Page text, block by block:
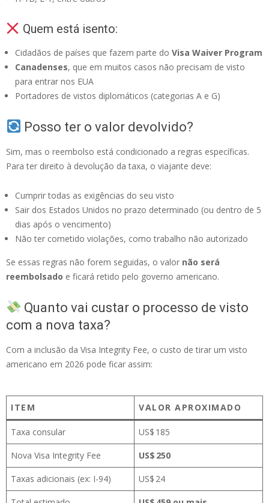
Quem está isento:
Cidadãos de países que fazem parte do Visa Waiver Program
Canadenses, que em muitos casos não precisam de visto
para entrar nos EUA
Portadores de vistos diplomáticos (categorias A e G)
Posso ter o valor devolvido?
Sim, mas o reembolso está condicionado a regras específicas.
Para ter direito à devolução da taxa, o viajante deve:
Cumprir todas as exigências do seu visto
Sair dos Estados Unidos no prazo determinado (ou dentro de 5
dias após o vencimento)
Não ter cometido violações, como trabalho não autorizado
Se essas regras não forem seguidas, o valor não será
reembolsado e ficará retido pelo governo americano.
Quanto vai custar o processo de visto
com a nova taxa?
Com a inclusão da Visa Integrity Fee, o custo de tirar um visto
americano em 2026 pode ficar assim:
ITEM VALOR APROXIMADO
Taxa consular US$ 185
Nova Visa Integrity Fee US$ 250
Taxas adicionais (ex: I-94) US$ 24